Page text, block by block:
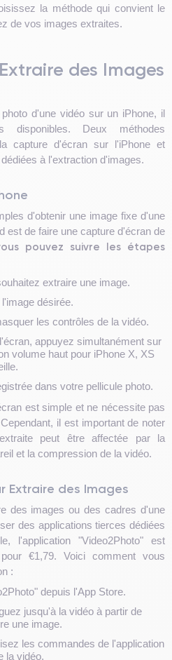
la méthode qui convient le
de vos images extraites.
des Images
d'une vidéo sur un iPhone, il
disponibles. Deux méthodes
capture d'écran sur l'iPhone et
à l'extraction d'images.
d'obtenir une image fixe d'une
est de faire une capture d'écran de
pouvez suivre les étapes
extraire une image.
désirée.
les contrôles de la vidéo.
appuyez simultanément sur
volume haut pour iPhone X, XS
dans votre pellicule photo.
est simple et ne nécessite pas
il est important de noter
peut être affectée par la
et la compression de la vidéo.
Extraire des Images
des images ou des cadres d'une
des applications tierces dédiées
l'application "Video2Photo" est
€1,79. Voici comment vous
:
depuis l'App Store.
jusqu'à la vidéo à partir de
une image.
les commandes de l'application
la vidéo.